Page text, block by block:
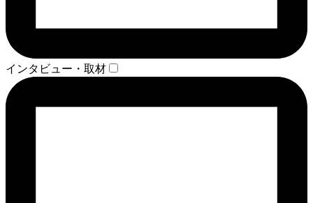
インタビュー・取材